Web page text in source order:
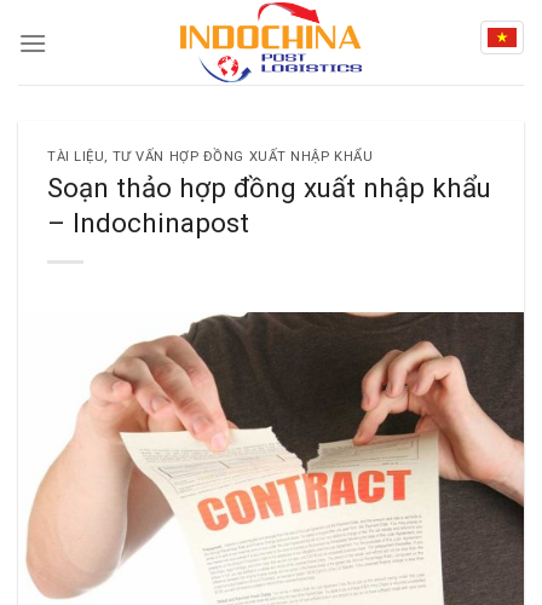
TÀI LIỆU, TƯ VẤN HỢP ĐỒNG XUẤT NHẬP KHẨU
Soạn thảo hợp đồng xuất nhập khẩu
– Indochinapost